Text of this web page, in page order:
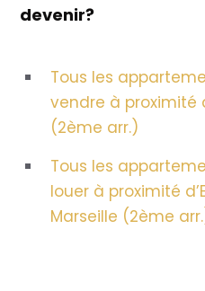
devenir?
Tous les
vendre à proximité
(2ème arr.)
Tous les
louer à proximité
Marseille (2ème